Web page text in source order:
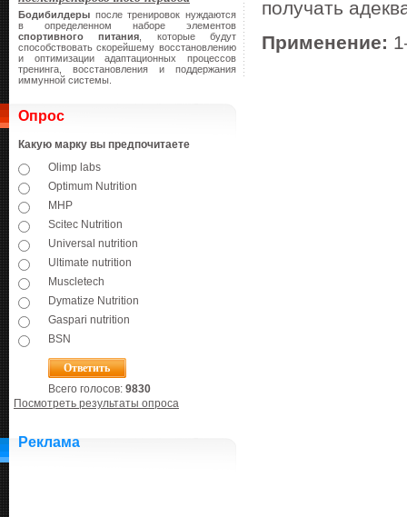
Бодибилдеры после тренировок нуждаются
в определенном наборе элементов
спортивного питания , которые будут
способствовать скорейшему восстановлению
и оптимизации адаптационных процессов
тренинга, восстановления и поддержания
иммунной системы.
Опрос
Какую марку вы предпочитаете
Olimp labs
Optimum Nutrition
MHP
Scitec Nutrition
Universal nutrition
Ultimate nutrition
Muscletech
Dymatize Nutrition
Gaspari nutrition
BSN
Всего голосов: 9830
Посмотреть результаты опроса
Реклама
получать
Применение: